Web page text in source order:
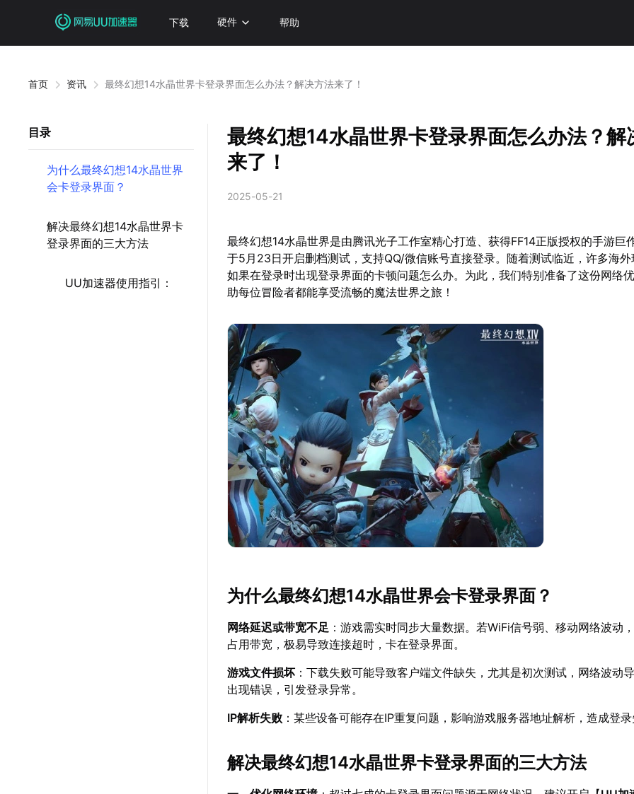
下载 硬件 帮助
首页 资讯 最终幻想14水晶世界卡登录界面怎么办法？解决方法来了！
目录
为什么最终幻想14水晶世界
会卡登录界面？
解决最终幻想14水晶世界卡
登录界面的三大方法
UU加速器使用指引：
最终幻想14水晶世界卡登录界面怎么办法？解
来了！
2025-05-21
最终幻想14水晶世界是由腾讯光子工作室精心打造、获得FF14正版授权的手游巨
于5月23日开启删档测试，支持QQ/微信账号直接登录。随着测试临近，许多海
如果在登录时出现登录界面的卡顿问题怎么办。为此，我们特别准备了这份网络
助每位冒险者都能享受流畅的魔法世界之旅！
为什么最终幻想14水晶世界会卡登录界面？
网络延迟或带宽不足 ：游戏需实时同步大量数据。若WiFi信号弱、移动网络波动
占用带宽，极易导致连接超时，卡在登录界面。
游戏文件损坏 ：下载失败可能导致客户端文件缺失，尤其是初次测试，网络波动
出现错误，引发登录异常。
IP解析失败 ：某些设备可能存在IP重复问题，影响游戏服务器地址解析，造成登
解决最终幻想14水晶世界卡登录界面的三大方法